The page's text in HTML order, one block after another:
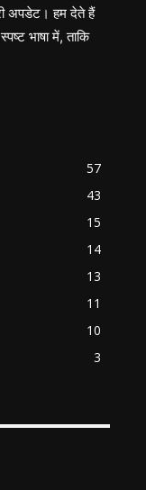
अपडेट। हम देते हैं
भाषा में, ताकि
57
43
15
14
13
11
10
3